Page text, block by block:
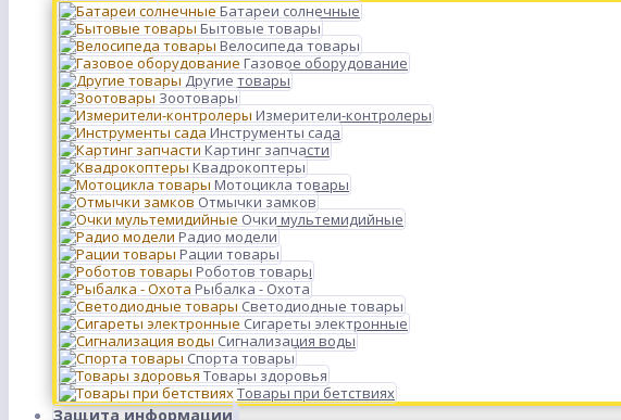
Батареи солнечные
Бытовые товары
Велосипеда товары
Газовое оборудование
Другие товары
Зоотовары
Измерители-контролеры
Инструменты сада
Картинг запчасти
Квадрокоптеры
Мотоцикла товары
Отмычки замков
Очки мультемидийные
Радио модели
Рации товары
Роботов товары
Рыбалка - Охота
Светодиодные товары
Сигареты электронные
Сигнализация воды
Спорта товары
Товары здоровья
Товары при бетствиях
Защита информации